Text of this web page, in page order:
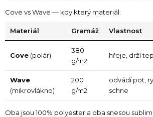
p
v
k
v
ý
p
i
s
Cove vs Wave — kdy který materiál:
Materiál Gramáž Vlastnost
Cove (polár)
380
g/m2
hřeje, drží
Wave
(mikrovlákno)
200
g/m2
odvádí pot,
schne
Oba jsou 100% polyester a oba snesou